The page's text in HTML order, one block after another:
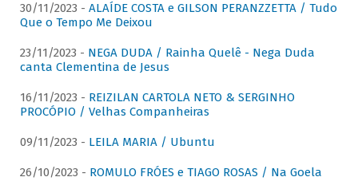
30/11/2023 - ALAÍDE COSTA e GILSON PERANZZETTA / Tudo
Que o Tempo Me Deixou
23/11/2023 - NEGA DUDA / Rainha Quelê - Nega Duda
canta Clementina de Jesus
16/11/2023 - REIZILAN CARTOLA NETO & SERGINHO
PROCÓPIO / Velhas Companheiras
09/11/2023 - LEILA MARIA / Ubuntu
26/10/2023 - ROMULO FRÓES e TIAGO ROSAS / Na Goela